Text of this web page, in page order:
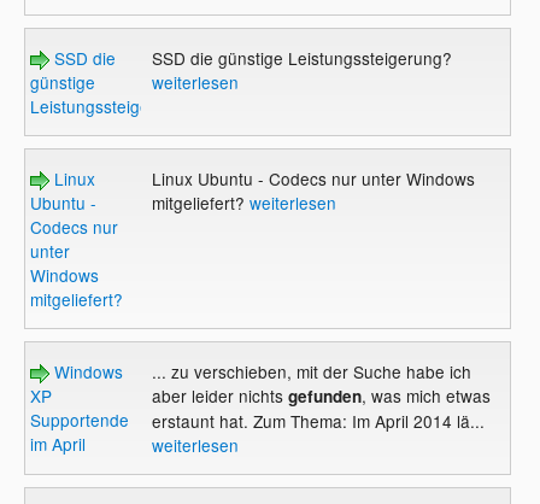
SSD die
günstige
Leistungssteigerung?
SSD die günstige Leistungssteigerung?
weiterlesen
Linux
Ubuntu -
Codecs nur
unter
Windows
mitgeliefert?
Linux Ubuntu - Codecs nur unter Windows
mitgeliefert? weiterlesen
Windows
XP
Supportende
im April
... zu verschieben, mit der Suche habe ich
aber leider nichtsgefunden, was mich etwas
erstaunt hat. Zum Thema: Im April 2014 lä...
weiterlesen